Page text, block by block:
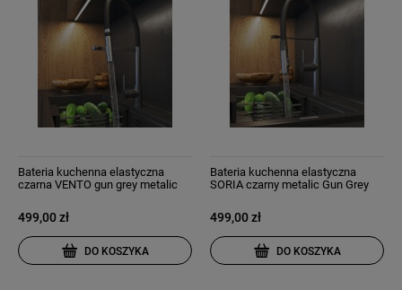
Bateria kuchenna elastyczna
czarna VENTO gun grey metalic
499,00 zł
DO KOSZYKA
Bateria kuchenna elastyczna
SORIA czarny metalic Gun Grey
499,00 zł
DO KOSZYKA